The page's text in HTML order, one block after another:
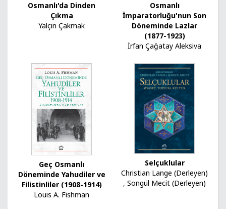
Osmanlı'da Dinden
Çıkma
Yalçın Çakmak
Osmanlı
İmparatorluğu'nun Son
Döneminde Lazlar
(1877-1923)
İrfan Çağatay Aleksiva
Geç Osmanlı
Döneminde Yahudiler ve
Filistinliler (1908-1914)
Louis A. Fishman
Selçuklular
Christian Lange (Derleyen)
, Songül Mecit (Derleyen)